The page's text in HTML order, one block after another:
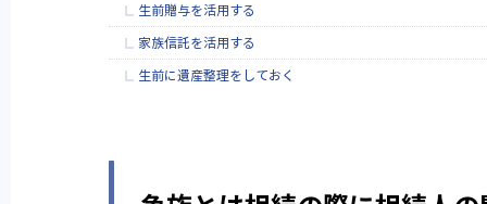
生前贈与を活用する
家族信託を活用する
生前に遺産整理をしておく